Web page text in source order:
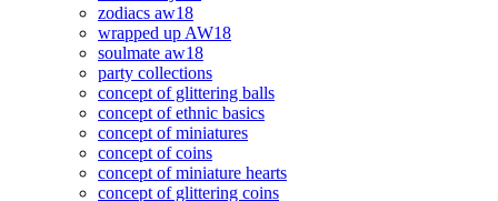
zodiacs aw18
wrapped up AW18
soulmate aw18
party collections
concept of glittering balls
concept of ethnic basics
concept of miniatures
concept of coins
concept of miniature hearts
concept of glittering coins